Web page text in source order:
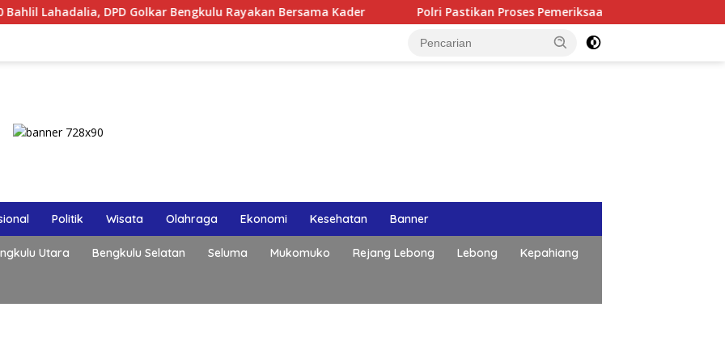
Golkar Bengkulu Rayakan Bersama Kader Polri Pastikan Proses Pemeriksaan Personel di Aceh Dilaksanakan
Politik Wisata Olahraga Ekonomi Kesehatan Banner
Utara Bengkulu Selatan Seluma Mukomuko Rejang Lebong Lebong Kepahiang